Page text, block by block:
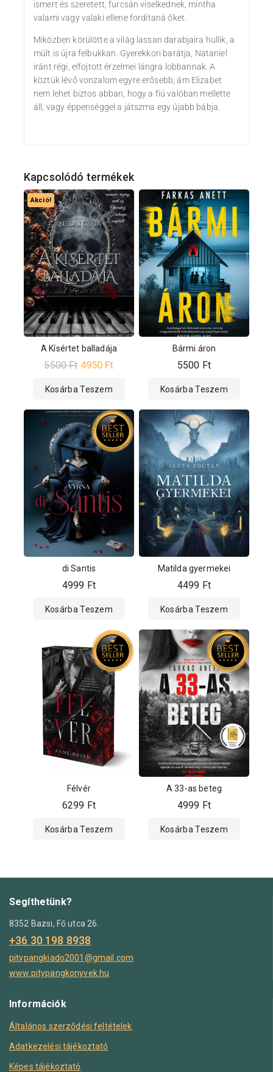
ismert és szeretett, furcsán viselkednek, mintha
valami vagy valaki ellene fordítaná őket.
Miközben körülötte a világ lassan darabjaira hullik, a
múlt is újra felbukkan. Gyerekkori barátja, Nataniel
iránt régi, elfojtott érzelmei lángra lobbannak. A
köztük lévő vonzalom egyre erősebb, ám Elizabet
nem lehet biztos abban, hogy a fiú valóban mellette
áll, vagy éppenséggel a játszma egy újabb bábja.
Kapcsolódó termékek
Akció!
A Kísértet balladája
5500Ft 4950 Ft
Kosárba Teszem
Bármi áron
5500 Ft
Kosárba Teszem
di Santis
4999 Ft
Kosárba Teszem
Matilda gyermekei
4499 Ft
Kosárba Teszem
Félvér
6299 Ft
Kosárba Teszem
A 33-as beteg
4999 Ft
Kosárba Teszem
Segíthetünk?
8352 Bazsi, Fő utca 26.
+36 30 198 8938
pitypangkiado2001@gmail.com
www.pitypangkonyvek.hu
Információk
Általános szerződési feltételek
Adatkezelési tájékoztató
Képes tájékoztató